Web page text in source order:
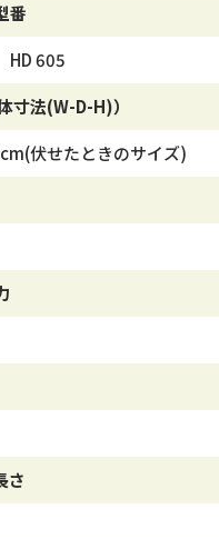
番
605
寸法(W-D-H)）
伏せたときのサイズ)
さ